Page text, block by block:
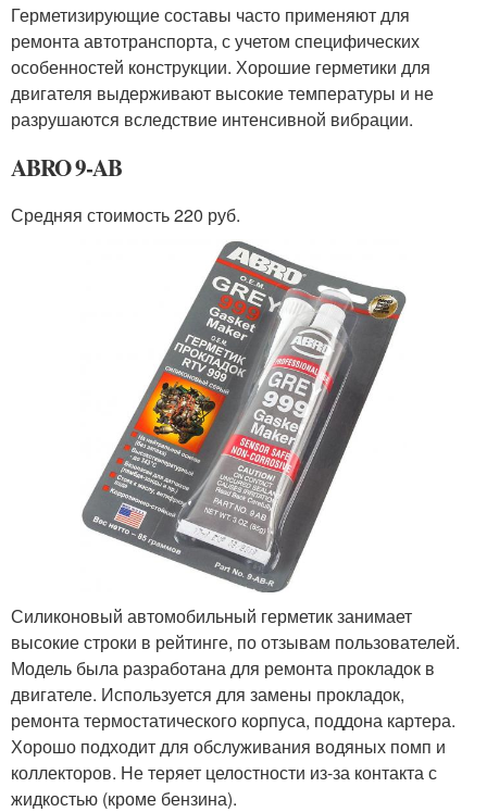
Герметизирующие составы часто применяют для
ремонта автотранспорта, с учетом специфических
особенностей конструкции. Хорошие герметики для
двигателя выдерживают высокие температуры и не
разрушаются вследствие интенсивной вибрации.
ABRO 9-AB
Средняя стоимость 220 руб.
Силиконовый автомобильный герметик занимает
высокие строки в рейтинге, по отзывам пользователей.
Модель была разработана для ремонта прокладок в
двигателе. Используется для замены прокладок,
ремонта термостатического корпуса, поддона картера.
Хорошо подходит для обслуживания водяных помп и
коллекторов. Не теряет целостности из-за контакта с
жидкостью (кроме бензина).